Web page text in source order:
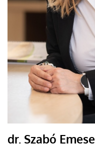
dr. Szabó Emese